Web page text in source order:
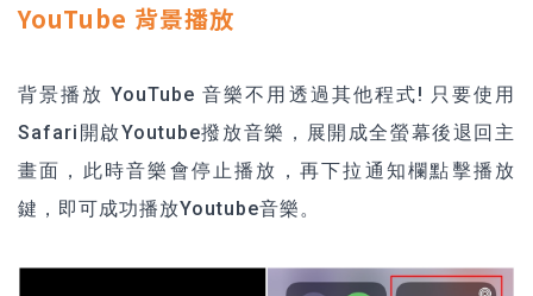
YouTube 背景播放
背景播放 YouTube 音樂不用透過其他程式! 只要使用
Safari開啟Youtube撥放音樂，展開成全螢幕後退回主
畫面，此時音樂會停止播放，再下拉通知欄點擊播放
鍵，即可成功播放Youtube音樂。